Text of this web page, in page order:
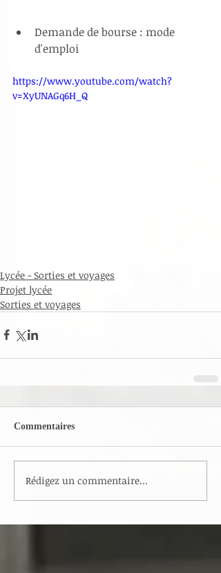
Demande de bourse : mode
d'emploi
https://www.youtube.com/watch?
v=XyUNAGq6H_Q
Lycée - Sorties et voyages
Projet lycée
Sorties et voyages
Commentaires
Rédigez un commentaire...